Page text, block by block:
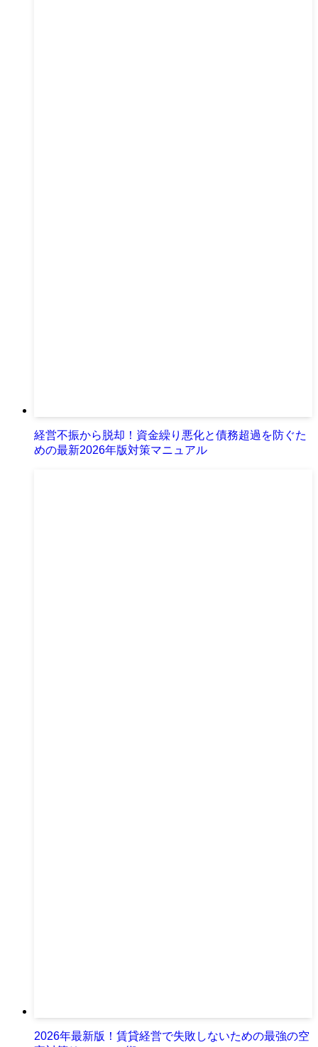
経営不振から脱却！資金繰り悪化と債務超過を防ぐた
めの最新2026年版対策マニュアル
2026年最新版！賃貸経営で失敗しないための最強の空